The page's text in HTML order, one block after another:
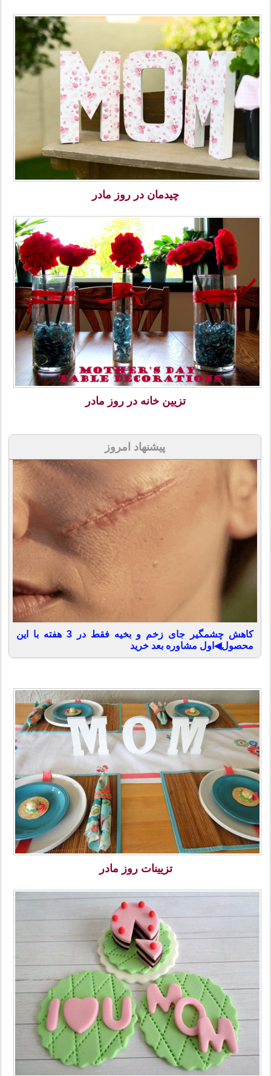
چیدمان در روز مادر
تزیین خانه در روز مادر
پیشنهاد امروز
کاهش چشمگیر جای زخم و بخیه فقط در 3 هفته با این
محصول◀اول مشاوره بعد خرید
تزیینات روز مادر